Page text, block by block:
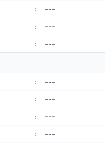
: ---
: ---
: ---
: ---
: ---
: ---
: ---